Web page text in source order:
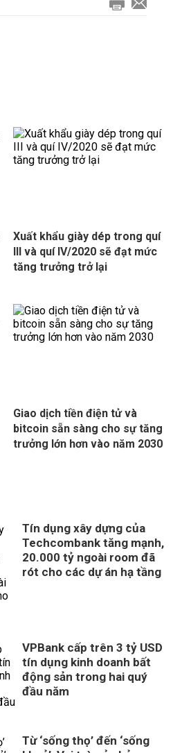
Xuất khẩu giày dép trong quí
III và quí IV/2020 sẽ đạt mức
tăng trưởng trở lại
Giao dịch tiền điện tử và
bitcoin sẵn sàng cho sự tăng
trưởng lớn hơn vào năm 2030
Tín dụng xây dựng của
Techcombank tăng mạnh,
20.000 tỷ ngoài room đã
rót cho các dự án hạ tầng
VPBank cấp trên 3 tỷ USD
tín dụng kinh doanh bất
động sản trong hai quý
đầu năm
Từ ‘sống thọ’ đến ‘sống